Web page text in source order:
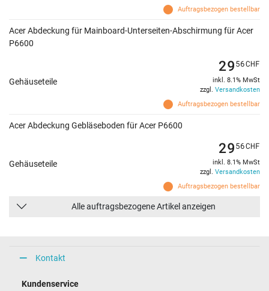
Auftragsbezogen bestellbar
Acer Abdeckung für Mainboard-Unterseiten-Abschirmung für Acer
P6600
Gehäuseteile
Auftragsbezogen bestellbar
2956CHF
inkl. 8.1% MwSt
zzgl. Versandkosten
Acer Abdeckung Gebläseboden für Acer P6600
Gehäuseteile
Auftragsbezogen bestellbar
2956CHF
inkl. 8.1% MwSt
zzgl. Versandkosten
Alle auftragsbezogene Artikel anzeigen
Kontakt
Kundenservice